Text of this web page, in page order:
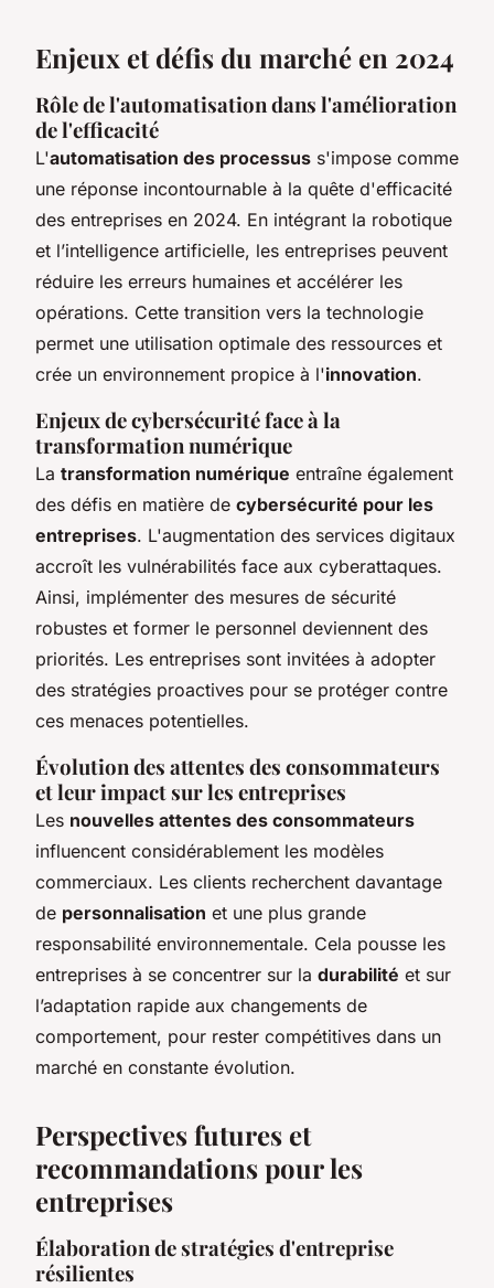
Enjeux et défis du marché en 2024
Rôle de l'automatisation dans l'amélioration
de l'efficacité
L'automatisation des processus s'impose comme
une réponse incontournable à la quête d'efficacité
des entreprises en 2024. En intégrant la robotique
et l’intelligence artificielle, les entreprises peuvent
réduire les erreurs humaines et accélérer les
opérations. Cette transition vers la technologie
permet une utilisation optimale des ressources et
crée un environnement propice à l'innovation.
Enjeux de cybersécurité face à la
transformation numérique
La transformation numérique entraîne également
des défis en matière de cybersécurité pour les
entreprises. L'augmentation des services digitaux
accroît les vulnérabilités face aux cyberattaques.
Ainsi, implémenter des mesures de sécurité
robustes et former le personnel deviennent des
priorités. Les entreprises sont invitées à adopter
des stratégies proactives pour se protéger contre
ces menaces potentielles.
Évolution des attentes des consommateurs
et leur impact sur les entreprises
Les nouvelles attentes des consommateurs
influencent considérablement les modèles
commerciaux. Les clients recherchent davantage
de personnalisation et une plus grande
responsabilité environnementale. Cela pousse les
entreprises à se concentrer sur la durabilité et sur
l’adaptation rapide aux changements de
comportement, pour rester compétitives dans un
marché en constante évolution.
Perspectives futures et
recommandations pour les
entreprises
Élaboration de stratégies d'entreprise
résilientes